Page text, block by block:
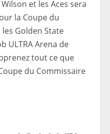
et les Aces sera
la Coupe du
les Golden State
ULTRA Arena de
tout ce que
du Commissaire